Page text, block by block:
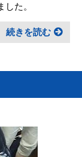
た。
続きを読む